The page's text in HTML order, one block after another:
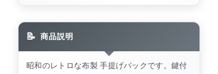
商品説明
昭和のレトロな布製 手提げバックです。鍵付